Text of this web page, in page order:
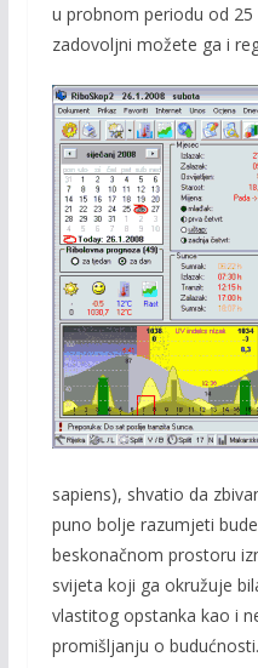
u probnom periodu od
zadovoljni možete ga i
sapiens), shvatio da
puno bolje razumjeti
beskonačnom prostoru
svijeta koji ga okružuje
vlastitog opstanka kao i
promišljanju o